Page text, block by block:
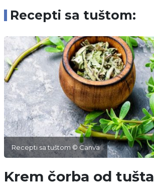
Recepti sa tuštom:
Recepti sa tuštom © Canva
Krem čorba od tušta